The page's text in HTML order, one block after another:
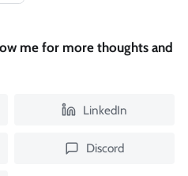
me for more thoughts and
LinkedIn
Discord